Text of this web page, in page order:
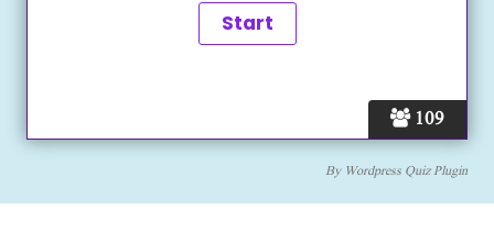
109
By Wordpress Quiz Plugin